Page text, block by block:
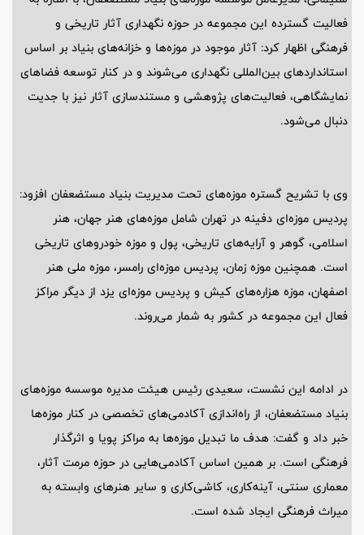
فعالیت گسترده این مجموعه در حوزه نگهداری آثار تاریخی و
فرهنگی اظهار کرد: آثار موجود در موزه‌ها و خزانه‌های بنیاد بر اساس
استانداردهای بین‌المللی نگهداری می‌شوند و در کنار توسعه فضاهای
نمایشگاهی، فعالیت‌های پژوهشی و مستندسازی آثار نیز با جدیت
دنبال می‌شود.
وی با تشریح گستره موزه‌های تحت مدیریت بنیاد مستضعفان افزود:
پردیس موزه‌ای دفینه در تهران شامل موزه‌های هنر جهان، هنر
اسلامی، گوهر و آرایه‌های تاریخی، پول و موزه خودروهای تاریخی
است. همچنین موزه زمان، پردیس موزه‌ای رامسر، موزه ملی هنر
اصفهان، موزه هزاره‌های کیش و پردیس موزه‌ای یزد از دیگر مراکز
فعال این مجموعه در کشور به شمار می‌روند.
در ادامه این نشست، سعیدی رئیس هیئت مدیره موسسه موزه‌های
بنیاد مستضعفان، از راه‌اندازی آکادمی‌های تخصصی در کنار موزه‌ها
خبر داد و گفت: هدف ما تبدیل موزه‌ها به مراکز پویا و اثرگذار
فرهنگی است. بر همین اساس آکادمی‌هایی در حوزه مرمت آثار،
معماری سنتی، آینه‌کاری، کاشی‌کاری و سایر هنرهای وابسته به
میراث فرهنگی ایجاد شده است.